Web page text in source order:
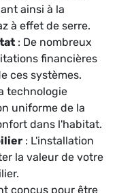
ainsi à la
à effet de serre.
: De nombreux
financières
ces systèmes.
technologie
uniforme de la
dans l'habitat.
: L'installation
la valeur de votre
conçus pour être